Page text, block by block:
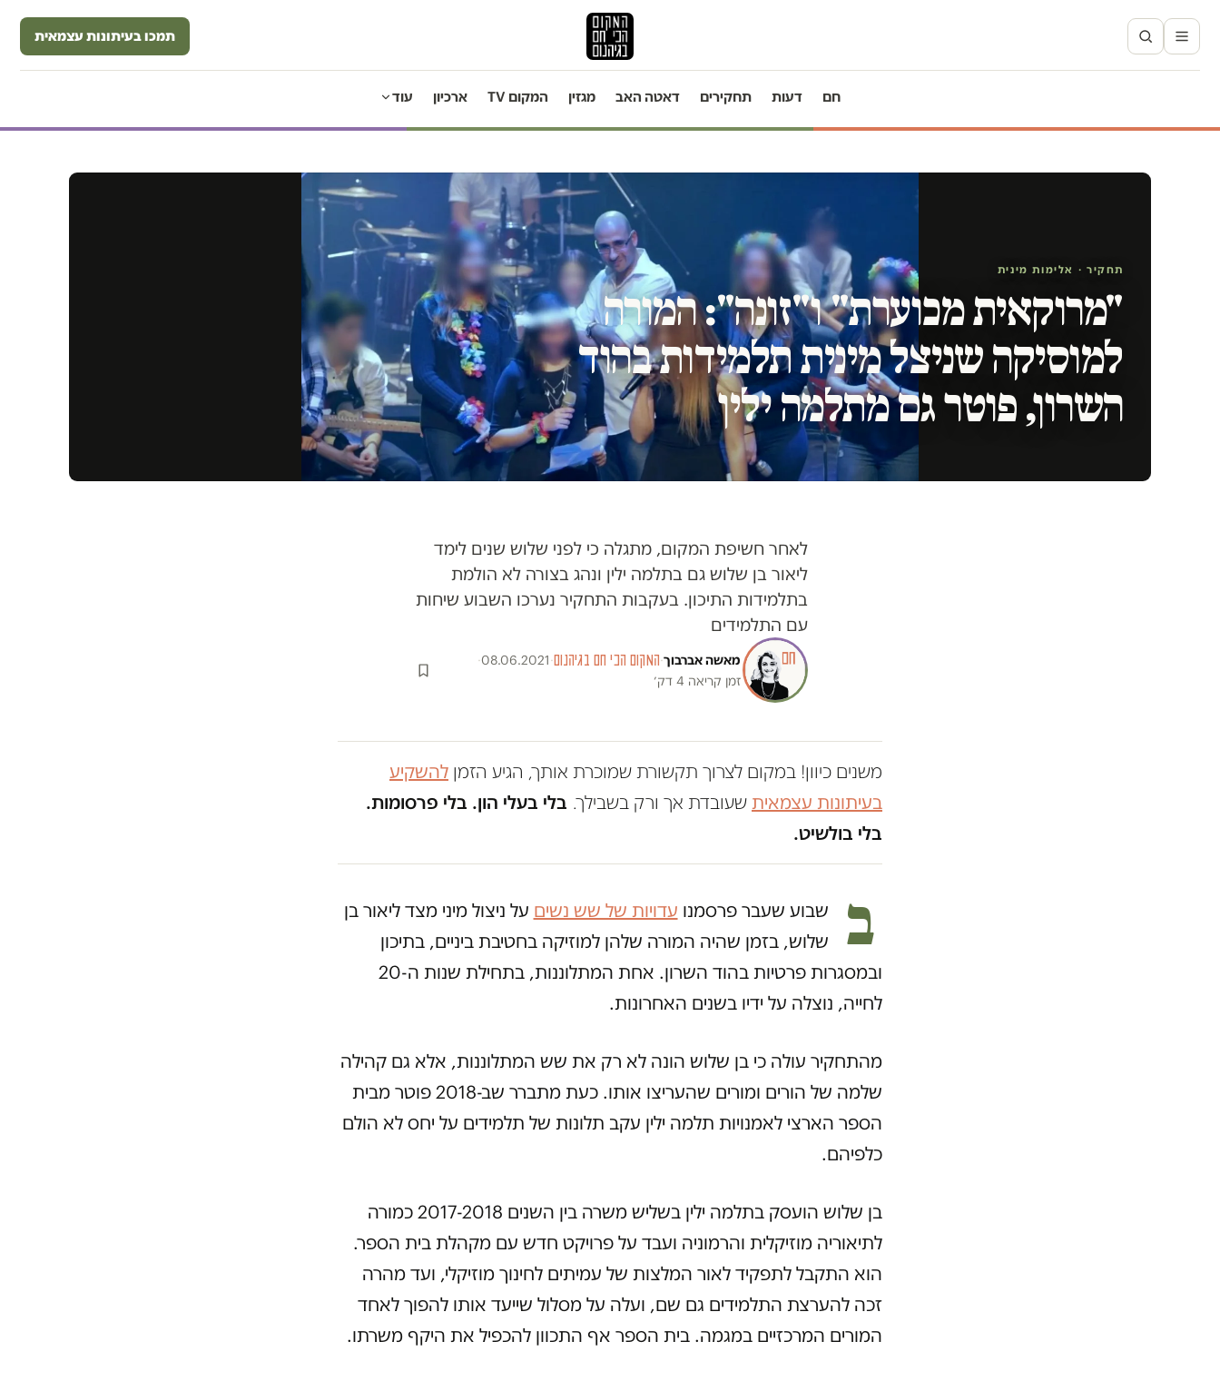
תמכו בעיתונות עצמאית
חם דעות תחקירים דאטה האב מגזין המקום TV ארכיון עוד
תחקיר · אלימות מינית
"מרוקאית מכוערת" ו"זונה": המורה
למוסיקה שניצל מינית תלמידות בהוד
השרון, פוטר גם מתלמה ילין
לאחר חשיפת המקום, מתגלה כי לפני שלוש שנים לימד
ליאור בן שלוש גם בתלמה ילין ונהג בצורה לא הולמת
בתלמידות התיכון. בעקבות התחקיר נערכו השבוע שיחות
עם התלמידים
מאשה אברבוך·המקום הכי חם בגיהנום·
08.06.2021
·
זמן קריאה 4 דק׳
משנים כיוון! במקום לצרוך תקשורת שמוכרת אותך, הגיע הזמן להשקיע
בעיתונות עצמאית שעובדת אך ורק בשבילך. בלי בעלי הון. בלי פרסומות.
בלי בולשיט.
ב שבוע שעבר פרסמנו עדויות של שש נשים על ניצול מיני מצד ליאור בן
שלוש, בזמן שהיה המורה שלהן למוזיקה בחטיבת ביניים, בתיכון
ובמסגרות פרטיות בהוד השרון. אחת המתלוננות, בתחילת שנות ה-20
לחייה, נוצלה על ידיו בשנים האחרונות.
מהתחקיר עולה כי בן שלוש הונה לא רק את שש המתלוננות, אלא גם קהילה
שלמה של הורים ומורים שהעריצו אותו. כעת מתברר שב-2018 פוטר מבית
הספר הארצי לאמנויות תלמה ילין עקב תלונות של תלמידים על יחס לא הולם
כלפיהם.
בן שלוש הועסק בתלמה ילין בשליש משרה בין השנים 2017-2018 כמורה
לתיאוריה מוזיקלית והרמוניה ועבד על פרויקט חדש עם מקהלת בית הספר.
הוא התקבל לתפקיד לאור המלצות של עמיתים לחינוך מוזיקלי, ועד מהרה
זכה להערצת התלמידים גם שם, ועלה על מסלול שייעד אותו להפוך לאחד
המורים המרכזיים במגמה. בית הספר אף התכוון להכפיל את היקף משרתו.